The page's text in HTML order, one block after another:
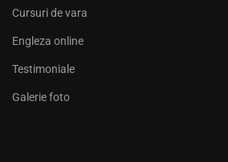
Cursuri de vara
Engleza online
Testimoniale
Galerie foto